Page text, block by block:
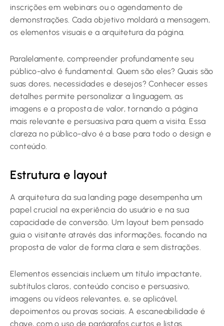
inscrições em webinars ou o agendamento de
demonstrações. Cada objetivo moldará a mensagem,
os elementos visuais e a arquitetura da página.
Paralelamente, compreender profundamente seu
público-alvo é fundamental. Quem são eles? Quais são
suas dores, necessidades e desejos? Conhecer esses
detalhes permite personalizar a linguagem, as
imagens e a proposta de valor, tornando a página
mais relevante e persuasiva para quem a visita. Essa
clareza no público-alvo é a base para todo o design e
conteúdo.
Estrutura e layout
A arquitetura da sua landing page desempenha um
papel crucial na experiência do usuário e na sua
capacidade de conversão. Um layout bem pensado
guia o visitante através das informações, focando na
proposta de valor de forma clara e sem distrações.
Elementos essenciais incluem um título impactante,
subtítulos claros, conteúdo conciso e persuasivo,
imagens ou vídeos relevantes, e, se aplicável,
depoimentos ou provas sociais. A escaneabilidade é
chave, com o uso de parágrafos curtos e listas.